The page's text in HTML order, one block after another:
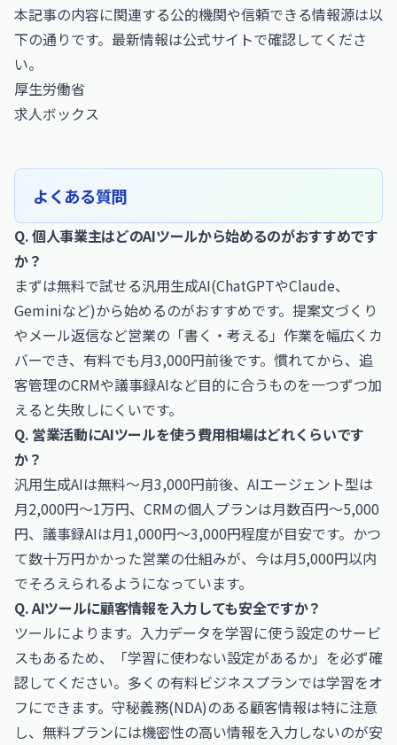
本記事の内容に関連する公的機関や信頼できる情報源は以
下の通りです。最新情報は公式サイトで確認してくださ
い。
厚生労働省
求人ボックス
よくある質問
Q. 個人事業主はどのAIツールから始めるのがおすすめです
か？
まずは無料で試せる汎用生成AI(ChatGPTやClaude、
Geminiなど)から始めるのがおすすめです。提案文づくり
やメール返信など営業の「書く・考える」作業を幅広くカ
バーでき、有料でも月3,000円前後です。慣れてから、追
客管理のCRMや議事録AIなど目的に合うものを一つずつ加
えると失敗しにくいです。
Q. 営業活動にAIツールを使う費用相場はどれくらいです
か？
汎用生成AIは無料〜月3,000円前後、AIエージェント型は
月2,000円〜1万円、CRMの個人プランは月数百円〜5,000
円、議事録AIは月1,000円〜3,000円程度が目安です。かつ
て数十万円かかった営業の仕組みが、今は月5,000円以内
でそろえられるようになっています。
Q. AIツールに顧客情報を入力しても安全ですか？
ツールによります。入力データを学習に使う設定のサービ
スもあるため、「学習に使わない設定があるか」を必ず確
認してください。多くの有料ビジネスプランでは学習をオ
フにできます。守秘義務(NDA)のある顧客情報は特に注意
し、無料プランには機密性の高い情報を入力しないのが安